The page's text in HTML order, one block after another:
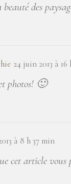
des
24 juin 2013 à
photos! 🙂
à 8 h 37 min
cet article vous